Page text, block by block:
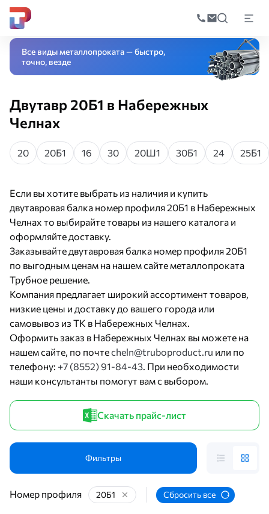
по
Главная Фасонный прокатДвутавровая
Все виды металлопроката — быстро,
точно, везде
Двутавр 20Б1 в Набережных
Челнах
20 20Б1 16 30 20Ш1 30Б1 24 25Б1
Если вы хотите выбрать из наличия и купить
двутавровая балка номер профиля 20Б1 в Набережных
Челнах то выбирайте товары из нашего каталога и
оформляйте доставку.
Заказывайте двутавровая балка номер профиля 20Б1
по выгодным ценам на нашем сайте металлопроката
Трубное решение.
Компания предлагает широкий ассортимент товаров,
низкие цены и доставку до вашего города или
самовывоз из ТК в Набережных Челнах.
Оформить заказ в Набережных Челнах вы можете на
нашем сайте, по почтеcheln@truboproduct.ru или по
телефону: +7 (8552) 91-84-43. При необходимости
наши консультанты помогут вам с выбором.
Скачать прайс-лист
Фильтры
Номер профиля 20Б1 Сбросить все